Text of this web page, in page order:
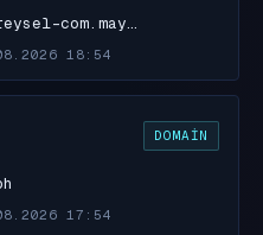
com.may…
18:54
DOMAIN
17:54